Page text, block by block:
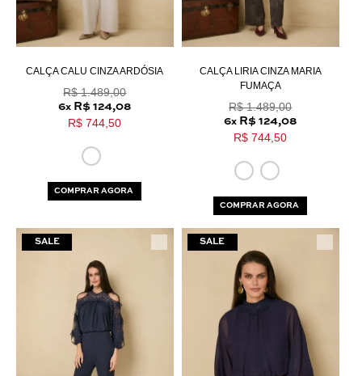
CALÇA CALU CINZA ARDÓSIA
R$ 1.489,00
6x R$ 124,08
R$ 744,50
COMPRAR AGORA
CALÇA LIRIA CINZA MARIA
FUMAÇA
R$ 1.489,00
6x R$ 124,08
R$ 744,50
COMPRAR AGORA